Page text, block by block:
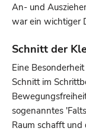
An- und
war ein wichtiger
Schnitt der
Eine
Schnitt im
sogenanntes
Raum schafft und